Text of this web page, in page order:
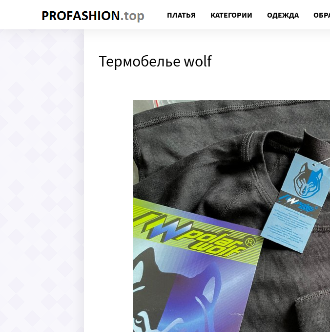
ПЛАТЬЯ КАТЕГОРИИ ОДЕЖДА
Термобелье wolf